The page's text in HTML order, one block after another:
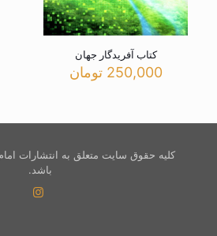
کتاب آفریدگار جهان
250,000 تومان
کلیه حقوق سایت متعلق به انتشارات
باشد.